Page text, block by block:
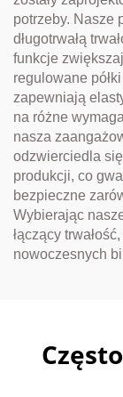
potrzeby. Nasze
długotrwałą
funkcje
regulowane
zapewniają
na różne
nasza
odzwierciedla
produkcji, co
bezpieczne
Wybierając
łączący
nowoczesnych